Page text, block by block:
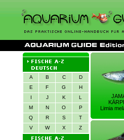
A B C
D
E
F G
H
I
J K
L
M
N O
P
Q
R S
T
V
W X Z
Limia